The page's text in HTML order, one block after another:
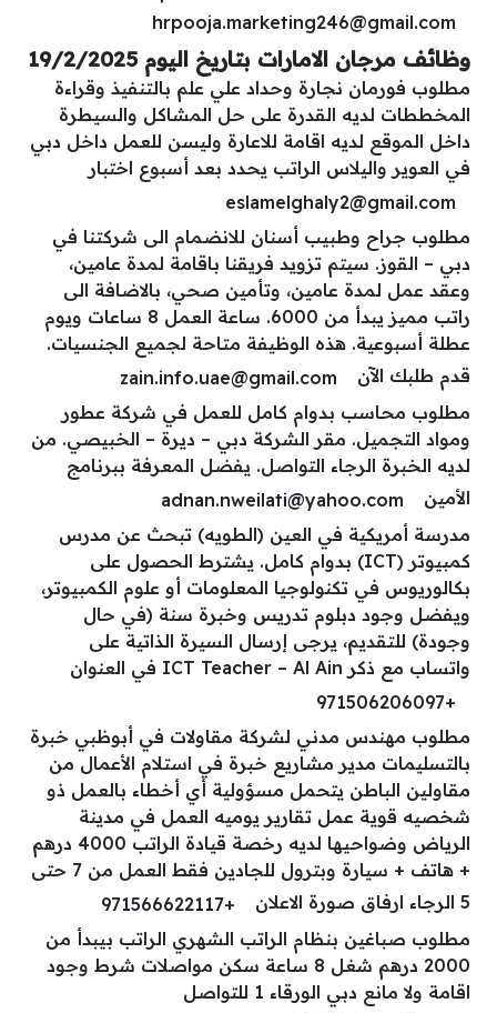
hrpooja.marketing246@gmail.com
وظائف مرجان الامارات بتاريخ اليوم 19/2/2025
مطلوب فورمان نجارة وحداد علي علم بالتنفيذ وقراءة
المخططات لديه القدرة على حل المشاكل والسيطرة
داخل الموقع لديه اقامة للاعارة وليسن للعمل داخل دبي
في العوير واليلاس الراتب يحدد بعد أسبوع اختبار
eslamelghaly2@gmail.com
مطلوب جراح وطبيب أسنان للانضمام الى شركتنا في
دبي – القوز. سيتم تزويد فريقنا باقامة لمدة عامين،
وعقد عمل لمدة عامين، وتأمين صحي، بالاضافة الى
راتب مميز يبدأ من 6000. ساعة العمل 8 ساعات ويوم
عطلة أسبوعية. هذه الوظيفة متاحة لجميع الجنسيات.
قدم طلبك الآن
zain.info.uae@gmail.com
مطلوب محاسب بدوام كامل للعمل في شركة عطور
ومواد التجميل. مقر الشركة دبي – ديرة – الخبيصي. من
لديه الخبرة الرجاء التواصل. يفضل المعرفة ببرنامج
الأمين
adnan.nweilati@yahoo.com
مدرسة أمريكية في العين (الطويه) تبحث عن مدرس
كمبيوتر (ICT) بدوام كامل. يشترط الحصول على
بكالوريوس في تكنولوجيا المعلومات أو علوم الكمبيوتر،
ويفضل وجود دبلوم تدريس وخبرة سنة (في حال
وجودة) للتقديم، يرجى إرسال السيرة الذاتية على
واتساب مع ذكر ICT Teacher – Al Ain في العنوان
+971506206097
مطلوب مهندس مدني لشركة مقاولات في أبوظبي خبرة
بالتسليمات مدير مشاريع خبرة في استلام الأعمال من
مقاولين الباطن يتحمل مسؤولية أي أخطاء بالعمل ذو
شخصيه قوية عمل تقارير يوميه العمل في مدينة
الرياض وضواحيها لديه رخصة قيادة الراتب 4000 درهم
+ هاتف + سيارة وبترول للجادين فقط العمل من 7 حتى
5 الرجاء ارفاق صورة الاعلان
+971566622117
مطلوب صباغين بنظام الراتب الشهري الراتب بيبدأ من
2000 درهم شغل 8 ساعة سكن مواصلات شرط وجود
اقامة ولا مانع دبي الورقاء 1 للتواصل